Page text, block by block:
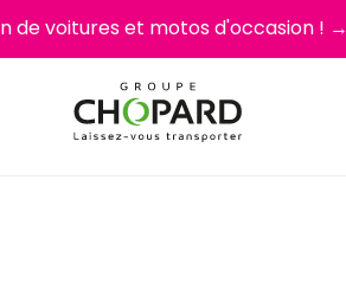
de voitures et motos d'occasion ! →